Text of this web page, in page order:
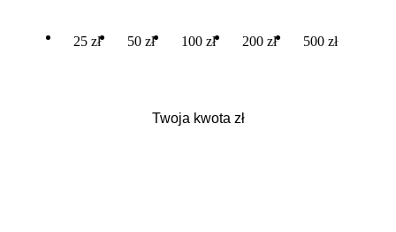
25 zł 50 zł 100 zł 200 zł 500 zł